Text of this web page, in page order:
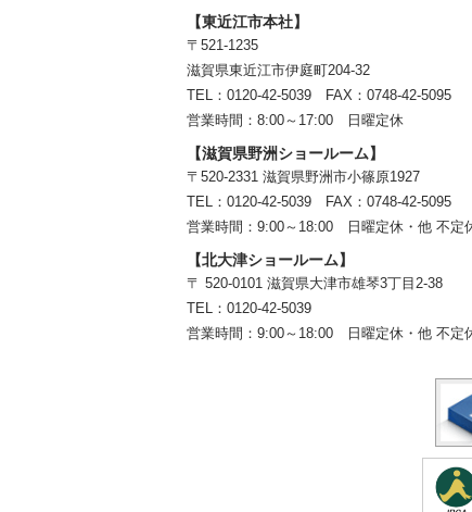
【東近江市本社】
〒521-1235
滋賀県東近江市伊庭町204-32
TEL：0120-42-5039 FAX：0748-42-5095
営業時間：8:00～17:00 日曜定休
【滋賀県野洲ショールーム】
〒520-2331 滋賀県野洲市小篠原1927
TEL： 0120-42-5039 FAX：0748-42-5095
営業時間：9:00～18:00
日曜定休・他 不定
【北大津ショールーム】
〒 520-0101 滋賀県大津市雄琴3丁目2-38
TEL： 0120-42-5039
営業時間：9:00～18:00
日曜定休・他 不定